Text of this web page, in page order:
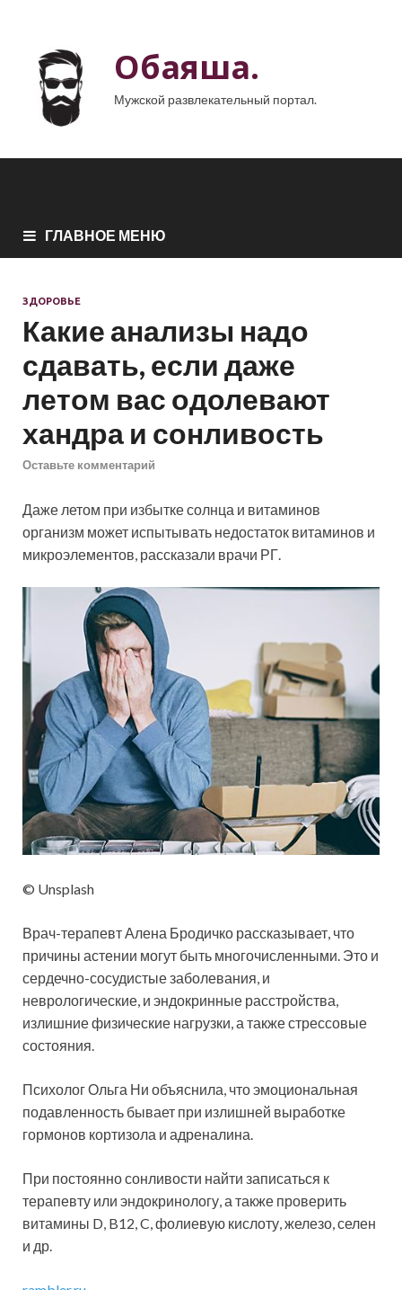
Обаяша.
Мужской развлекательный портал.
ГЛАВНОЕ МЕНЮ
ЗДОРОВЬЕ
Какие анализы надо
сдавать, если даже
летом вас одолевают
хандра и сонливость
Оставьте комментарий
Даже летом при избытке солнца и витаминов
организм может испытывать недостаток витаминов и
микроэлементов, рассказали врачи РГ.
© Unsplash
Врач-терапевт Алена Бродичко рассказывает, что
причины астении могут быть многочисленными. Это и
сердечно-сосудистые заболевания, и
неврологические, и эндокринные расстройства,
излишние физические нагрузки, а также стрессовые
состояния.
Психолог Ольга Ни объяснила, что эмоциональная
подавленность бывает при излишней выработке
гормонов кортизола и адреналина.
При постоянно сонливости найти записаться к
терапевту или эндокринологу, а также проверить
витамины D, B12, C, фолиевую кислоту, железо, селен
и др.